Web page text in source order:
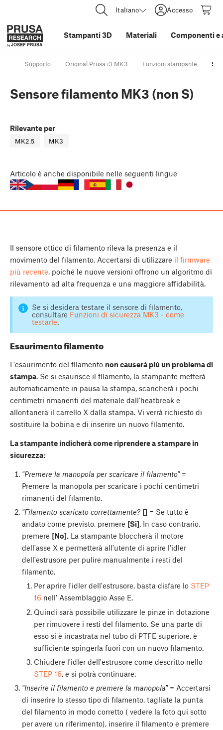
Italiano Accesso
Stampanti 3D Materiali Componenti e
Supporto Original Prusa i3 MK3 Funzioni stampante
Sensore filamento MK3 (non S)
Rilevante per
MK2.5 MK3
Articolo è anche disponibile nelle seguenti lingue
Il sensore ottico di filamento rileva la presenza e il
movimento del filamento. Accertarsi di utilizzare il firmware
più recente, poiché le nuove versioni offrono un algoritmo di
rilevamento ad alta frequenza e una maggiore affidabilità.
Se si desidera testare il sensore di filamento,
consultare Funzioni di sicurezza MK3 - come
testarle.
Esaurimento filamento
L'esaurimento del filamento non causerà più un problema di
stampa. Se si esaurisce il filamento, la stampante metterà
automaticamente in pausa la stampa, scaricherà i pochi
centimetri rimanenti del materiale dall'heatbreak e
allontanerà il carrello X dalla stampa. Vi verrà richiesto di
sostituire la bobina e di inserire un nuovo filamento.
La stampante indicherà come riprendere a stampare in
sicurezza:
"Premere la manopola per scaricare il filamento"=
Premere la manopola per scaricare i pochi centimetri
rimanenti del filamento.
"Filamento scaricato correttamente? [] = Se tutto è
andato come previsto, premere [Si]. In caso contrario,
premere [No].La stampante bloccherà il motore
dell'asse X e permetterà all'utente di aprire l'idler
dell'estrusore per pulire manualmente i resti del
filamento.
Per aprire l'idler dell'estrusore, basta disfare lo STEP
16 nell' Assemblaggio Asse E.
Quindi sarà possibile utilizzare le pinze in dotazione
per rimuovere i resti del filamento. Se una parte di
esso si è incastrata nel tubo di PTFE superiore, è
sufficiente spingerla fuori con un nuovo filamento.
Chiudere l'idler dell'estrusore come descritto nello
STEP 16, e si potrà continuare.
"Inserire il filamento e premere la manopola"= Accertarsi
di inserire lo stesso tipo di filamento, tagliate la punta
del filamento in modo corretto ( vedere la foto qui sotto
per avere un riferimento), inserire il filamento e premere